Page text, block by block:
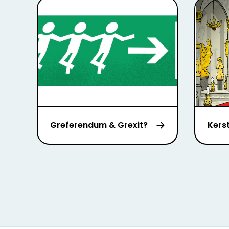
Greferendum & Grexit?